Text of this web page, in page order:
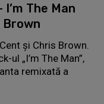
I’m The Man
și Chris Brown.
ul „I’m The Man”,
remixată a